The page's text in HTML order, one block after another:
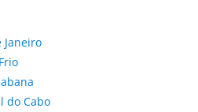
Janeiro
do Cabo